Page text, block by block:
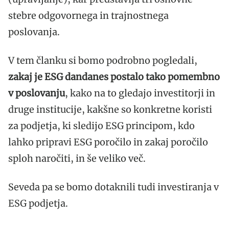
stebre odgovornega in trajnostnega
poslovanja.
V tem članku si bomo podrobno pogledali,
zakaj je ESG dandanes postalo tako pomembno
v poslovanju, kako na to gledajo investitorji in
druge institucije, kakšne so konkretne koristi
za podjetja, ki sledijo ESG principom, kdo
lahko pripravi ESG poročilo in zakaj poročilo
sploh naročiti, in še veliko več.
Seveda pa se bomo dotaknili tudi investiranja v
ESG podjetja.
7.3. Zunanji strokovnjaki
8. ESG investicijska stratega in indeksni